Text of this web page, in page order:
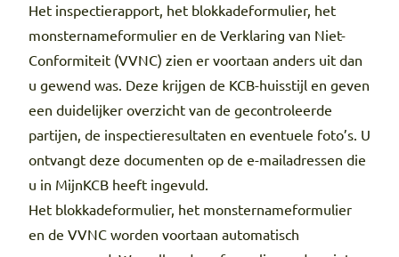
Het inspectierapport, het blokkadeformulier, het
monsternameformulier en de Verklaring van Niet-
Conformiteit (VVNC) zien er voortaan anders uit dan
u gewend was. Deze krijgen de KCB-huisstijl en geven
een duidelijker overzicht van de gecontroleerde
partijen, de inspectieresultaten en eventuele foto’s. U
ontvangt deze documenten op de e-mailadressen die
u in MijnKCB heeft ingevuld.
Het blokkadeformulier, het monsternameformulier
en de VVNC worden voortaan automatisch